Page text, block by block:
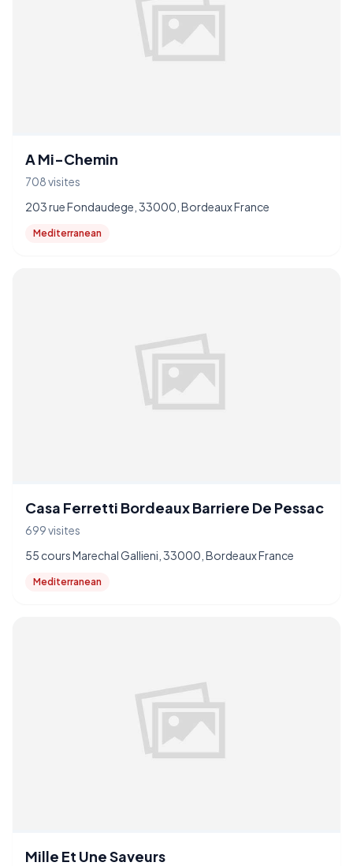
A Mi-Chemin
708 visites
203 rue Fondaudege, 33000, Bordeaux France
Mediterranean
Casa Ferretti Bordeaux Barriere De Pessac
699 visites
55 cours Marechal Gallieni, 33000, Bordeaux France
Mediterranean
Mille Et Une Saveurs